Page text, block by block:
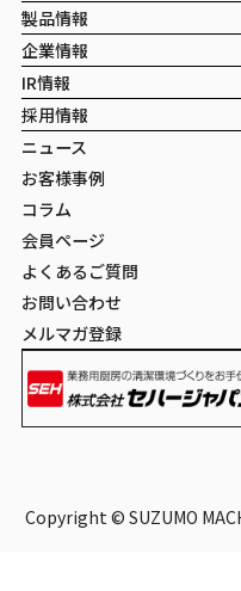
製品情報
企業情報
IR情報
採用情報
ニュース
お客様事例
コラム
会員ページ
よくあるご質問
お問い合わせ
メルマガ登録
Copyright © SUZUMO